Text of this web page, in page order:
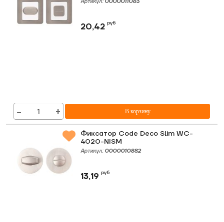
Артикул: 0000011083
20,42руб
− + В корзину
Фиксатор Code Deco Slim WC-
4020-NISM
Артикул: 0000010882
13,19руб